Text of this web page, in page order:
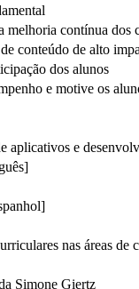
contínua dos
conteúdo de alto
dos alunos
e motive os
aplicativos e
nas áreas de
Simone Giertz